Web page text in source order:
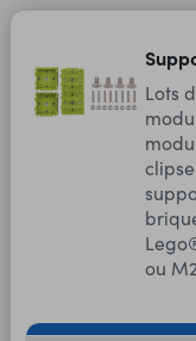
Lots
ou